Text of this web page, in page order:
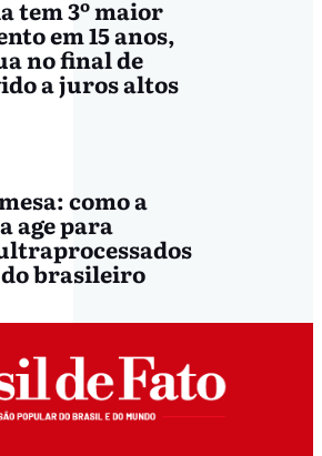
tem 3º maior
em 15 anos,
no final de
a juros altos
como a
age para
brasileiro